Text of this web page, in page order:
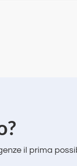
il prima